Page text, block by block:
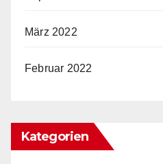
März 2022
Februar 2022
Kategorien